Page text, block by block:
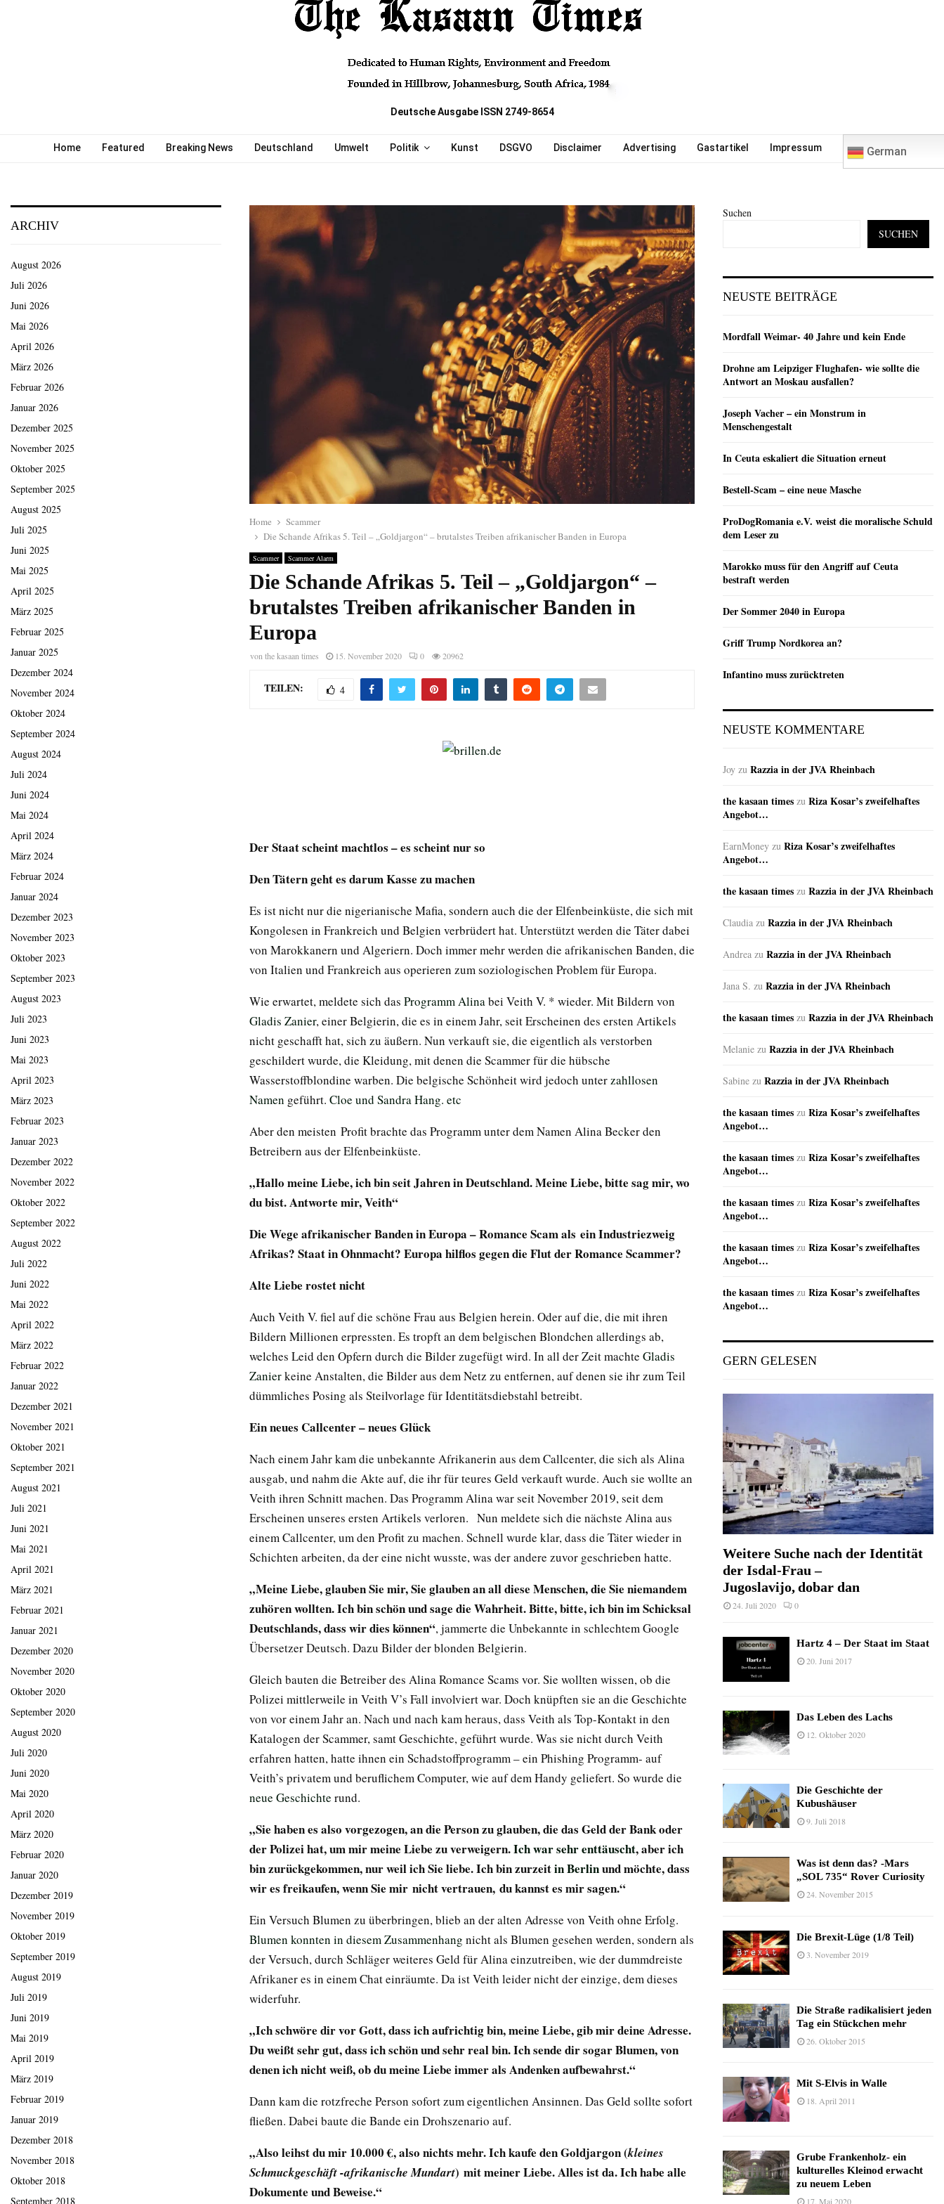
Deutsche Ausgabe ISSN 2749-8654
Home Featured Breaking News Deutschland Umwelt Politik Kunst DSGVO Disclaimer Advertising Gastartikel Impressum German
Home
Scammer
Die Schande Afrikas 5. Teil – „Goldjargon“ – brutalstes Treiben afrikanischer Banden in Europa
Scammer Scammer Alarm
Die Schande Afrikas 5. Teil – „Goldjargon“ –
brutalstes Treiben afrikanischer Banden in
Europa
von the kasaan times 15. November 2020 0 20962
TEILEN: 4
Der Staat scheint machtlos – es scheint nur so
Den Tätern geht es darum Kasse zu machen
Es ist nicht nur die nigerianische Mafia, sondern auch die der Elfenbeinküste, die sich mit
Kongolesen in Frankreich und Belgien verbrüdert hat. Unterstützt werden die Täter dabei
von Marokkanern und Algeriern. Doch immer mehr werden die afrikanischen Banden, die
von Italien und Frankreich aus operieren zum soziologischen Problem für Europa.
Wie erwartet, meldete sich das Programm Alinabei Veith V. * wieder. Mit Bildern von
Gladis Zanier, einer Belgierin, die es in einem Jahr, seit Erscheinen des ersten Artikels
nicht geschafft hat, sich zu äußern. Nun verkauft sie, die eigentlich als verstorben
geschildert wurde, die Kleidung, mit denen die Scammer für die hübsche
Wasserstoffblondine warben. Die belgische Schönheit wird jedoch unterzahllosen
Namen geführt. Cloe und Sandra Hang. etc
Aber den meisten Profit brachte das Programm unter dem Namen Alina Becker den
Betreibern aus der Elfenbeinküste.
„Hallo meine Liebe, ich bin seit Jahren in Deutschland. Meine Liebe, bitte sag mir, wo
du bist. Antworte mir, Veith“
Die Wege afrikanischer Banden in Europa – Romance Scam als ein Industriezweig
Afrikas? Staat in Ohnmacht? Europa hilflos gegen die Flut der Romance Scammer?
Alte Liebe rostet nicht
Auch Veith V. fiel auf die schöne Frau aus Belgien herein. Oder auf die, die mit ihren
Bildern Millionen erpressten. Es tropft an dem belgischen Blondchen allerdings ab,
welches Leid den Opfern durch die Bilder zugefügt wird. In all der Zeit machte Gladis
Zanierkeine Anstalten, die Bilder aus dem Netz zu entfernen, auf denen sie ihr zum Teil
dümmliches Posing als Steilvorlage für Identitätsdiebstahl betreibt.
Ein neues Callcenter – neues Glück
Nach einem Jahr kam die unbekannte Afrikanerin aus dem Callcenter, die sich als Alina
ausgab, und nahm die Akte auf, die ihr für teures Geld verkauft wurde. Auch sie wollte an
Veith ihren Schnitt machen. Das Programm Alina war seit November 2019, seit dem
Erscheinen unseres ersten Artikels verloren. Nun meldete sich die nächste Alina aus
einem Callcenter, um den Profit zu machen. Schnell wurde klar, dass die Täter wieder in
Schichten arbeiten, da der eine nicht wusste, was der andere zuvor geschrieben hatte.
„Meine Liebe, glauben Sie mir, Sie glauben an all diese Menschen, die Sie niemandem
zuhören wollten. Ich bin schön und sage die Wahrheit. Bitte, bitte, ich bin im Schicksal
Deutschlands, dass wir dies können“, jammerte die Unbekannte in schlechtem Google
Übersetzer Deutsch. Dazu Bilder der blonden Belgierin.
Gleich bauten die Betreiber des Alina Romance Scams vor. Sie wollten wissen, ob die
Polizei mittlerweile in Veith V’s Fall involviert war. Doch knüpften sie an die Geschichte
von vor einem Jahr an. Nach und nach kam heraus, dass Veith als Top-Kontakt in den
Katalogen der Scammer, samt Geschichte, geführt wurde. Was sie nicht durch Veith
erfahren hatten, hatte ihnen ein Schadstoffprogramm – ein Phishing Programm- auf
Veith’s privatem und beruflichem Computer, wie auf dem Handy geliefert. So wurde die
neue Geschichte rund.
„Sie haben es also vorgezogen, an die Person zu glauben, die das Geld der Bank oder
der Polizei hat, um mir meine Liebe zu verweigern.Ich war sehr enttäuscht, aber ich
bin zurückgekommen, nur weil ich Sie liebe. Ich bin zurzeitin Berlinund möchte, dass
wir es freikaufen, wenn Sie mir nicht vertrauen, du kannst es mir sagen.“
Ein Versuch Blumen zu überbringen, blieb an der alten Adresse von Veith ohne Erfolg.
Blumen konnten in diesem Zusammenhang nicht als Blumen gesehen werden, sondern als
der Versuch, durch Schläger weiteres Geld für Alina einzutreiben, wie der dummdreiste
Afrikaner es in einem Chat einräumte. Da ist Veith leider nicht der einzige, dem dieses
widerfuhr.
„Ich schwöre dir vor Gott, dass ich aufrichtig bin, meine Liebe, gib mir deine Adresse.
Du weißt sehr gut, dass ich schön und sehr real bin. Ich sende dir sogar Blumen, von
denen ich nicht weiß, ob du meine Liebe immer als Andenken aufbewahrst.“
Dann kam die rotzfreche Person sofort zum eigentlichen Ansinnen. Das Geld sollte sofort
fließen. Dabei baute die Bande ein Drohszenario auf.
„Also leihst du mir 10.000 €, also nichts mehr. Ich kaufe den Goldjargon (kleines
Schmuckgeschäft -afrikanische Mundart) mit meiner Liebe. Alles ist da. Ich habe alle
Dokumente und Beweise.“
ARCHIV
August 2026
Juli 2026
Juni 2026
Mai 2026
April 2026
März 2026
Februar 2026
Januar 2026
Dezember 2025
November 2025
Oktober 2025
September 2025
August 2025
Juli 2025
Juni 2025
Mai 2025
April 2025
März 2025
Februar 2025
Januar 2025
Dezember 2024
November 2024
Oktober 2024
September 2024
August 2024
Juli 2024
Juni 2024
Mai 2024
April 2024
März 2024
Februar 2024
Januar 2024
Dezember 2023
November 2023
Oktober 2023
September 2023
August 2023
Juli 2023
Juni 2023
Mai 2023
April 2023
März 2023
Februar 2023
Januar 2023
Dezember 2022
November 2022
Oktober 2022
September 2022
August 2022
Juli 2022
Juni 2022
Mai 2022
April 2022
März 2022
Februar 2022
Januar 2022
Dezember 2021
November 2021
Oktober 2021
September 2021
August 2021
Juli 2021
Juni 2021
Mai 2021
April 2021
März 2021
Februar 2021
Januar 2021
Dezember 2020
November 2020
Oktober 2020
September 2020
August 2020
Juli 2020
Juni 2020
Mai 2020
April 2020
März 2020
Februar 2020
Januar 2020
Dezember 2019
November 2019
Oktober 2019
September 2019
August 2019
Juli 2019
Juni 2019
Mai 2019
April 2019
März 2019
Februar 2019
Januar 2019
Dezember 2018
November 2018
Oktober 2018
September 2018
Suchen
SUCHEN
NEUSTE BEITRÄGE
Mordfall Weimar- 40 Jahre und kein Ende
Drohne am Leipziger Flughafen- wie sollte die
Antwort an Moskau ausfallen?
Joseph Vacher – ein Monstrum in
Menschengestalt
In Ceuta eskaliert die Situation erneut
Bestell-Scam – eine neue Masche
ProDogRomania e.V. weist die moralische Schuld
dem Leser zu
Marokko muss für den Angriff auf Ceuta
bestraft werden
Der Sommer 2040 in Europa
Griff Trump Nordkorea an?
Infantino muss zurücktreten
NEUSTE KOMMENTARE
Joy zu Razzia in der JVA Rheinbach
the kasaan times zu Riza Kosar’s zweifelhaftes
Angebot…
EarnMoney zu Riza Kosar’s zweifelhaftes
Angebot…
the kasaan times zu Razzia in der JVA Rheinbach
Claudia zu Razzia in der JVA Rheinbach
Andrea zu Razzia in der JVA Rheinbach
Jana S. zu Razzia in der JVA Rheinbach
the kasaan times zu Razzia in der JVA Rheinbach
Melanie zu Razzia in der JVA Rheinbach
Sabine zu Razzia in der JVA Rheinbach
the kasaan times zu Riza Kosar’s zweifelhaftes
Angebot…
the kasaan times zu Riza Kosar’s zweifelhaftes
Angebot…
the kasaan times zu Riza Kosar’s zweifelhaftes
Angebot…
the kasaan times zu Riza Kosar’s zweifelhaftes
Angebot…
the kasaan times zu Riza Kosar’s zweifelhaftes
Angebot…
GERN GELESEN
Weitere Suche nach der Identität
der Isdal-Frau –
Jugoslavijo, dobar dan
24. Juli 2020 0
Hartz 4 – Der Staat im Staat
20. Juni 2017
Das Leben des Lachs
12. Oktober 2020
Die Geschichte der
Kubushäuser
9. Juli 2018
Was ist denn das? -Mars
„SOL 735“ Rover Curiosity
24. November 2015
Die Brexit-Lüge (1/8 Teil)
3. November 2019
Die Straße radikalisiert jeden
Tag ein Stückchen mehr
26. Oktober 2015
Mit S-Elvis in Walle
18. April 2011
Grube Frankenholz- ein
kulturelles Kleinod erwacht
zu neuem Leben
17. Mai 2020